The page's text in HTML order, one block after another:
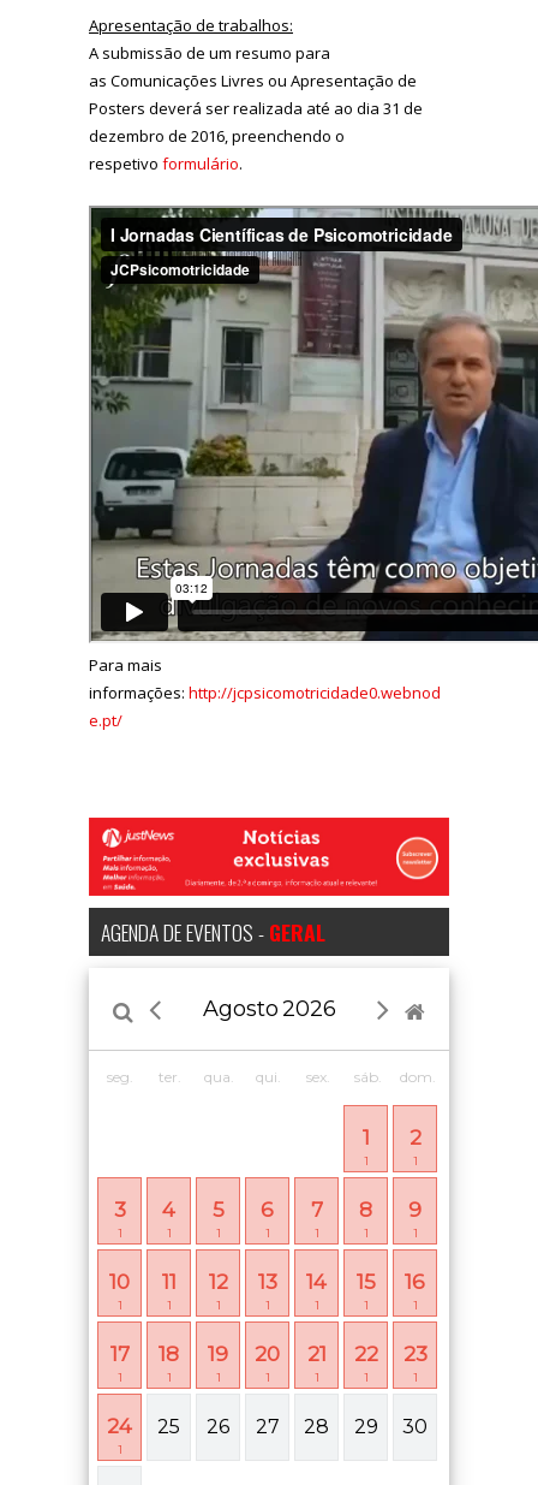
Apresentação de trabalhos:
A submissão de um resumo para
as Comunicações Livres ou Apresentação de
Posters deverá ser realizada até ao dia 31 de
dezembro de 2016, preenchendo o
respetivo formulário.
Para mais
informações: http://jcpsicomotricidade0.webnod
e.pt/
AGENDA DE EVENTOS -GERAL
Agosto2026
seg. ter. qua. qui. sex. sáb. dom.
1
1
2
1
3
1
4
1
5
1
6
1
7
1
8
1
9
1
10
1
11
1
12
1
13
1
14
1
15
1
16
1
17
1
18
1
19
1
20
1
21
1
22
1
23
1
24
1
25 26 27 28 29 30